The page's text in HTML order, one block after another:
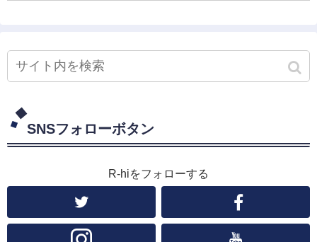
SNSフォローボタン
R-hiをフォローする